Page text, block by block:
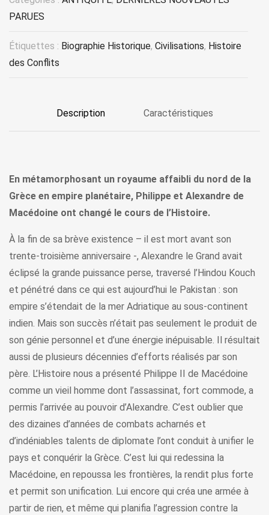
PARUES
Étiquettes : Biographie Historique, Civilisations, Histoire
des Conflits
Description Caractéristiques
En métamorphosant un royaume affaibli du nord de la
Grèce en empire planétaire, Philippe et Alexandre de
Macédoine ont changé le cours de l’Histoire.
À la fin de sa brève existence – il est mort avant son
trente-troisième anniversaire -, Alexandre le Grand avait
éclipsé la grande puissance perse, traversé l’Hindou Kouch
et pénétré dans ce qui est aujourd’hui le Pakistan : son
empire s’étendait de la mer Adriatique au sous-continent
indien. Mais son succès n’était pas seulement le produit de
son génie personnel et d’une énergie inépuisable. Il résultait
aussi de plusieurs décennies d’efforts réalisés par son
père. L’Histoire nous a présenté Philippe II de Macédoine
comme un vieil homme dont l’assassinat, fort commode, a
permis l’arrivée au pouvoir d’Alexandre. C’est oublier que
des dizaines d’années de combats acharnés et
d’indéniables talents de diplomate l’ont conduit à unifier le
pays et conquérir la Grèce. C’est lui qui redessina la
Macédoine, en repoussa les frontières, la rendit plus forte
et permit son unification. Lui encore qui créa une armée à
partir de rien, et même qui planifia l’agression contre la